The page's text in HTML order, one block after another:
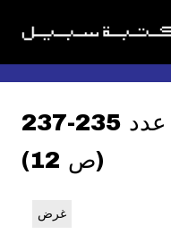
شؤون فلسطينية : عدد 235-237
(ص 12)
غرض